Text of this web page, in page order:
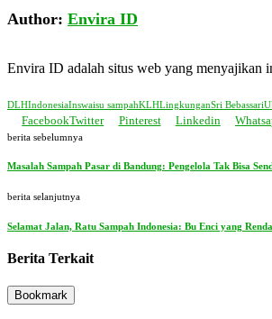
Author: Envira ID
Envira ID adalah situs web yang menyajikan
DLHIndonesiaInswaisu sampahKLHLingkunganSri Bebassari
FacebookTwitter Pinterest Linkedin
berita sebelumnya
Masalah Sampah Pasar di Bandung: Pengelola Tak Bisa
berita selanjutnya
Selamat Jalan, Ratu Sampah Indonesia: Bu Enci yang
Berita Terkait
Bookmark